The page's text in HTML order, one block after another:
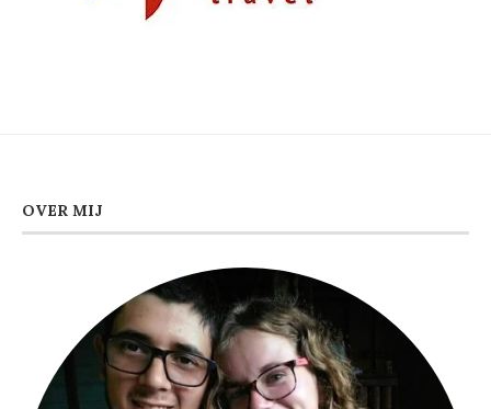
OVER MIJ